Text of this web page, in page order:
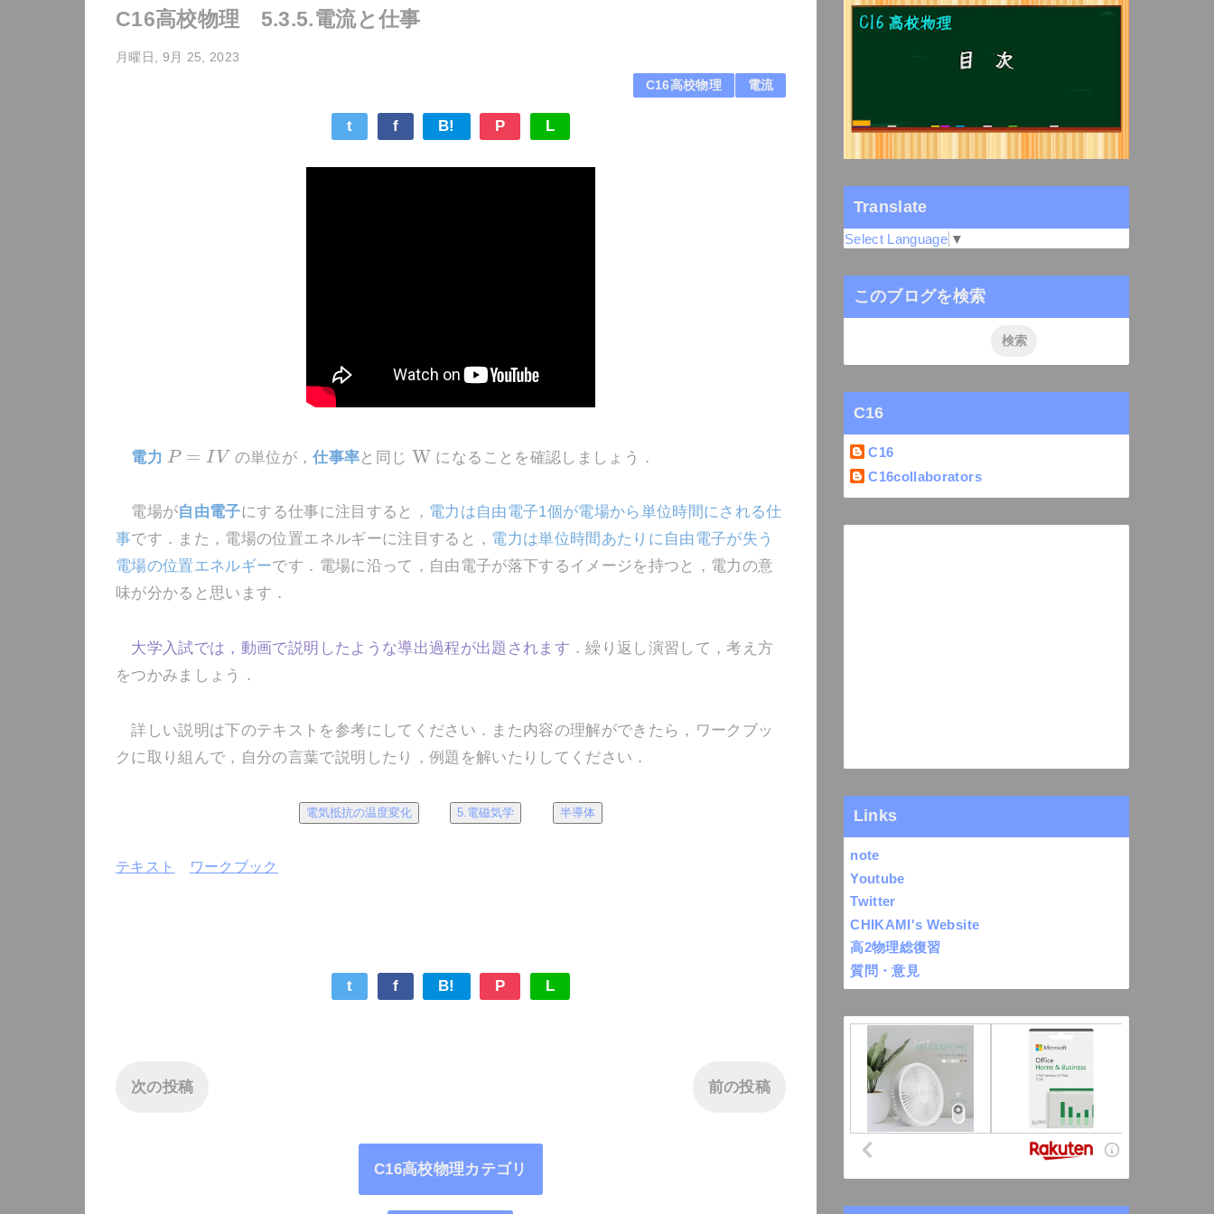
C16高校物理 5.3.5.電流と仕事
月曜日, 9月 25, 2023
C16高校物理 電流
t f B! P L
電力 P = I V の単位が，仕事率と同じ W になることを確認しましょう．
電場が自由電子にする仕事に注目すると， 電力は自由電子1個が電場から単位時間にされる仕
事です．また，電場の位置エネルギーに注目すると， 電力は単位時間あたりに自由電子が失う
電場の位置エネルギーです．電場に沿って，自由電子が落下するイメージを持つと，電力の意
味が分かると思います．
大学入試では，動画で説明したような導出過程が出題されます ．繰り返し演習して，考え方
をつかみましょう．
詳しい説明は下のテキストを参考にしてください．また内容の理解ができたら，ワークブッ
クに取り組んで，自分の言葉で説明したり，例題を解いたりしてください．
電気抵抗の温度変化 5.電磁気学 半導体
テキスト ワークブック
t f B! P L
次の投稿 前の投稿
C16高校物理カテゴリ
Translate
Select Language ▼
このブログを検索
C16
C16
C16collaborators
Links
note
Youtube
Twitter
CHIKAMI's Website
高2物理総復習
質問・意見